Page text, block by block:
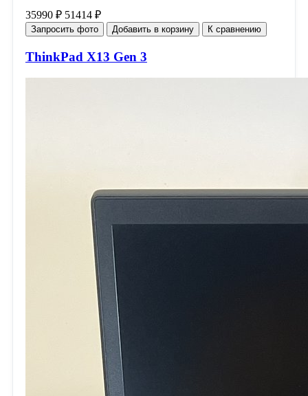
35990 ₽ 51414 ₽
Запросить фото Добавить в корзину К сравнению
ThinkPad X13 Gen 3